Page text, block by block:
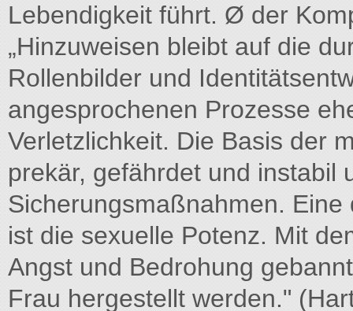
Lebendigkeit führt. Ø der
„Hinzuweisen bleibt auf die
Rollenbilder und
angesprochenen Prozesse
Verletzlichkeit. Die Basis der
prekär, gefährdet und instabil
Sicherungsmaßnahmen.
ist die sexuelle Potenz. Mit
Angst und Bedrohung
Frau hergestellt werden."